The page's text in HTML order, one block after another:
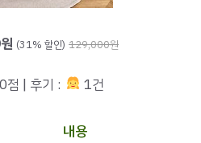
(31% 할인) 129,000원
| 후기 : 1건
내용